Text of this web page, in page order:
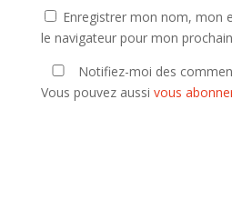
Enregistrer mon nom, mon
le navigateur pour mon
Notifiez-moi des
Vous pouvez aussi vous